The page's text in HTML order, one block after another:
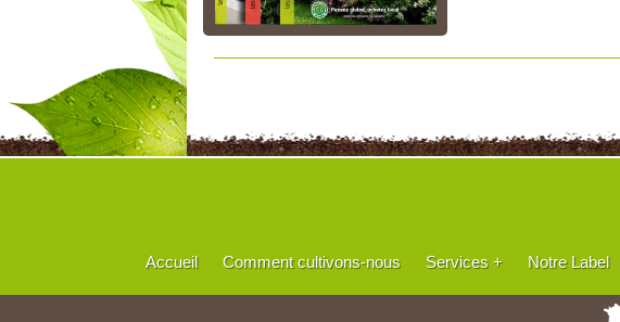
Accueil Comment cultivons-nous Services + Notre Label